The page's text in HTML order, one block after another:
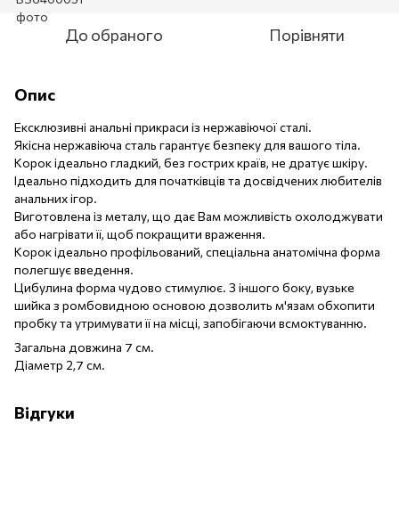
До обраного Порівняти
Опис
Ексклюзивні анальні прикраси із нержавіючої сталі.
Якісна нержавіюча сталь гарантує безпеку для вашого тіла.
Корок ідеально гладкий, без гострих країв, не дратує шкіру.
Ідеально підходить для початківців та досвідчених любителів
анальних ігор.
Виготовлена ​​із металу, що дає Вам можливість охолоджувати
або нагрівати її, щоб покращити враження.
Корок ідеально профільований, спеціальна анатомічна форма
полегшує введення.
Цибулина форма чудово стимулює. З іншого боку, вузьке
шийка з ромбовидною основою дозволить м'язам обхопити
пробку та утримувати її на місці, запобігаючи всмоктуванню.
Загальна довжина 7 см.
Діаметр 2,7 см.
Відгуки